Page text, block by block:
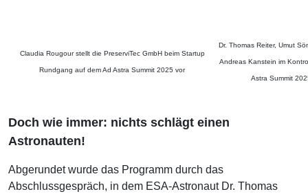
Claudia Rougour stellt die PreserviTec GmbH beim Startup
Rundgang auf dem Ad Astra Summit 2025 vor
Dr. Thomas Reiter, Umut
Andreas Kanstein im
Astra Summit
Doch wie immer: nichts schlägt einen
Astronauten!
Abgerundet wurde das Programm durch das
Abschlussgespräch, in dem ESA-Astronaut Dr. Thomas